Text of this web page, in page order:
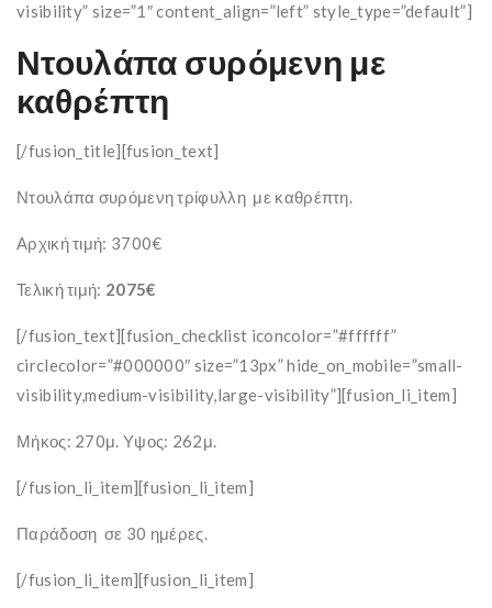
visibility” size=”1″ content_align=”left” style_type=”default”]
Ντουλάπα συρόμενη με
καθρέπτη
[/fusion_title][fusion_text]
Ντουλάπα συρόμενη τρίφυλλη με καθρέπτη.
Αρχική τιμή: 3700€
Τελική τιμή: 2075€
[/fusion_text][fusion_checklist iconcolor=”#ffffff”
circlecolor=”#000000″ size=”13px” hide_on_mobile=”small-
visibility,medium-visibility,large-visibility”][fusion_li_item]
Μήκος: 270μ. Υψος: 262μ.
[/fusion_li_item][fusion_li_item]
Παράδοση σε 30 ημέρες.
[/fusion_li_item][fusion_li_item]